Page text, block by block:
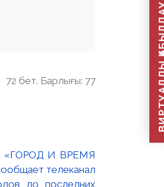
72 бет. Барлығы: 77